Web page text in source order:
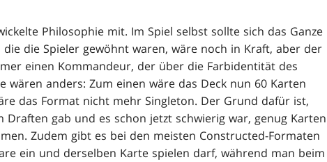
Philosophie mit. Im Spiel selbst sollte sich das Ganze
die die Spieler gewöhnt waren, wäre noch in Kraft, aber der
einen Kommandeur, der über die Farbidentität des
wären anders: Zum einen wäre das Deck nun 60 Karten
das Format nicht mehr Singleton. Der Grund dafür ist,
Draften gab und es schon jetzt schwierig war, genug Karten
Zudem gibt es bei den meisten Constructed-Formaten
ein und derselben Karte spielen darf, während man beim